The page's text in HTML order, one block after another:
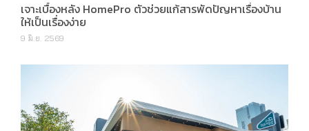
เจาะเบื้องหลัง HomePro ตัวช่วยแก้สารพัดปัญหาเรื่องบ้าน
ให้เป็นเรื่องง่าย
9 มิ.ย. 2569